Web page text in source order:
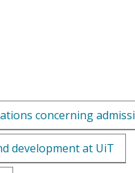
concerning
development at UiT